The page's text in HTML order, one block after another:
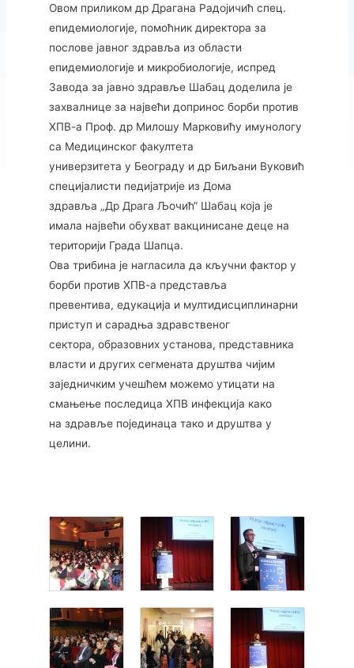
Овом приликом др Драгана Радојичић спец.
епидемиологије, помoћник директора за
послове јавног здравља из области
епидемиологије и микробиологије, испред
Завода за јавно здравље Шабац доделила је
захвалнице за највећи допринос борби против
ХПВ-а Проф. др Милошу Марковићу имунологу
са Медицинског факултета
универзитета у Београду и др Биљани Вуковић
специјалисти педијатрије из Дома
здравља „Др Драга Љочић“ Шабац која је
имала највећи обухват вакцинисане деце на
територији Града Шапца.
Ова трибина је нагласила да кључни фактор у
борби против ХПВ-а представља
превентива, едукација и мултидисциплинарни
приступ и сарадња здравственог
сектора, образовних установа, представника
власти и других сегмената друштва чијим
заједничким учешћем можемо утицати на
смањење последица ХПВ инфекција како
на здравље појединаца тако и друштва у
целини.